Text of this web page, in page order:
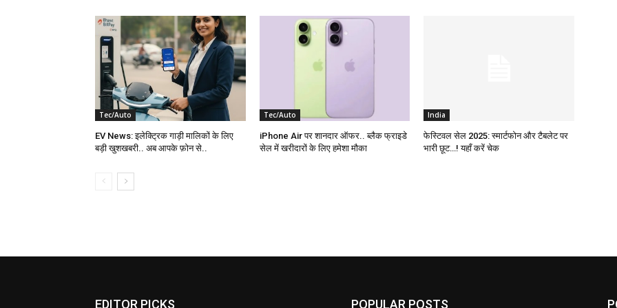
Tec/Auto
EV News: इलेक्ट्रिक गाड़ी मालिकों के लिए
बड़ी खुशखबरी.. अब आपके फ़ोन से..
Tec/Auto
iPhone Air पर शानदार ऑफर.. ब्लैक फ्राइडे
सेल में खरीदारों के लिए हमेशा मौका
India
फेस्टिवल सेल 2025: स्मार्टफोन और टैबलेट पर
भारी छूट…! यहाँ करें चेक
EDITOR PICKS POPULAR POSTS